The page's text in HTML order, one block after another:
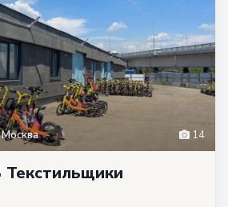
14
Москва